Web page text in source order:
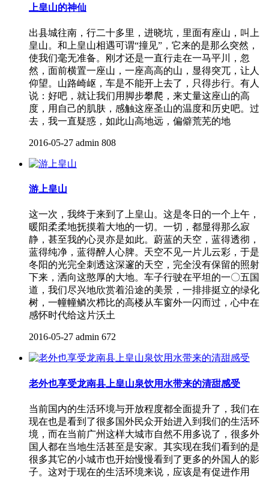
上皇山的神仙
出县城往南，行二十多里，进晓坑，里面有座山，叫上
皇山。和上皇山相遇可谓“撞见”，它来的是那么突然，
使我们毫无准备。刚才还是一直行走在一马平川，忽
然，面前横置一座山，一座高高的山，显得突兀，让人
仰望。山路崎岖，车是不能开上去了，只得步行。有人
说：好吧，就让我们用脚步攀爬，来丈量这座山的高
度，用自己的肌肤，感触这座圣山的温度和历史吧。过
去，我一直疑惑，如此山高地远，偏僻荒芜的地
2016-05-27 admin 808
游上皇山
这一次，我终于来到了上皇山。这是冬日的一个上午，
暖阳柔柔地抚摸着大地的一切。一切，都显得那么寂
静，甚至我的心灵亦是如此。蔚蓝的天空，蓝得透彻，
蓝得纯净，蓝得醉人心脾。天空不见一片儿云彩，于是
冬阳的光完全刺透这深邃的天空，完全没有保留的照射
下来，洒向这憨厚的大地。车子行驶在平坦的一〇五国
道，我们尽兴地欣赏着沿途的美景，一排排挺立的绿化
树，一幢幢鳞次栉比的高楼从车窗外一闪而过，心中在
感怀时代给这片沃土
2016-05-27 admin 672
老外也享受龙南县上皇山泉饮用水带来的清甜感受
当前国内的生活环境与开放程度都全面提升了，我们在
现在也是看到了很多国外民众开始进入到我们的生活环
境，而在当前广州这样大城市自然不用多说了，很多外
国人都在当地生活甚至是安家。其实现在我们看到的是
很多其它的小城市也开始慢慢看到了更多的外国人的影
子。这对于现在的生活环境来说，应该是有促进作用